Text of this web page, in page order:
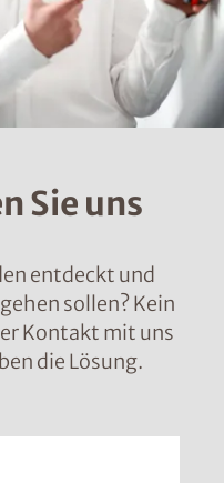
Sie uns
entdeckt und
sollen? Kein
Kontakt mit uns
die Lösung.